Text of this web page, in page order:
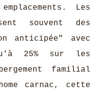
Les
souvent des
anticipée" avec
25% sur les
familial
carnac, cette